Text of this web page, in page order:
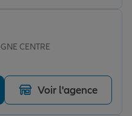
appréciable ☺️ je
CENTRE
Voir l'agence